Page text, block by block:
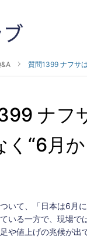
質問1399 ナフサ
ナフ
く“6月
いて、「日本は6月
いる一方で、現場で
や値上げの兆候が出